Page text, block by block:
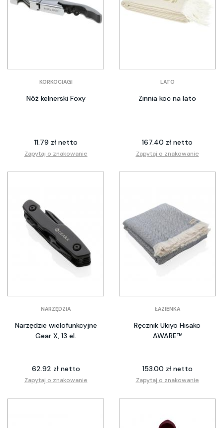
KORKOCIAGI
Nóż kelnerski Foxy
11.79 zł netto
Zapytaj o znakowanie
LATO
Zinnia koc na lato
167.40 zł netto
Zapytaj o znakowanie
NARZĘDZIA
Narzędzie wielofunkcyjne
Gear X, 13 el.
62.92 zł netto
Zapytaj o znakowanie
ŁAZIENKA
Ręcznik Ukiyo Hisako
AWARE™
153.00 zł netto
Zapytaj o znakowanie